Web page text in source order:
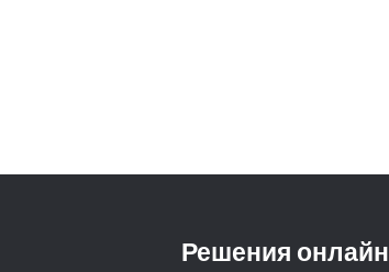
Решения онлайн